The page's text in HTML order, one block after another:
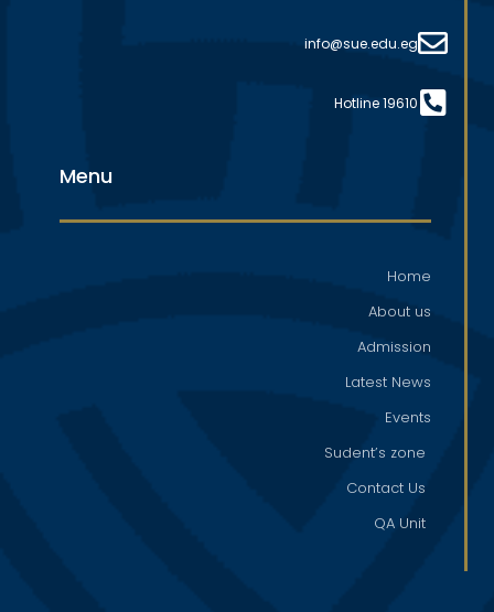
info@sue.edu.eg
Hotline 19610
Menu
Home
About us
Admission
Latest News
Events
Sudent’s zone
Contact Us
QA Unit